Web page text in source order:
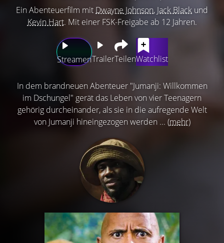
Ein Abenteuerfilm mit Dwayne Johnson, Jack Black und
Kevin Hart. Mit einer FSK-Freigabe ab 12 Jahren.
StreamenTrailerTeilenWatchlist
In dem brandneuen Abenteuer "Jumanji: Willkommen
im Dschungel" gerät das Leben von vier Teenagern
gehörig durcheinander, als sie in die aufregende Welt
von Jumanji hineingezogen werden ... (mehr)